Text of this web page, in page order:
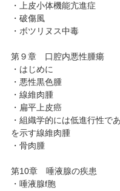
・上皮小体機能亢進症
・破傷風
・ボツリヌス中毒
第９章 口腔内悪性腫瘍
・はじめに
・悪性黒色腫
・線維肉腫
・扁平上皮癌
・組織学的には低進行性で
を示す線維肉腫
・骨肉腫
第10章 唾液腺の疾患
・唾液腺f胞